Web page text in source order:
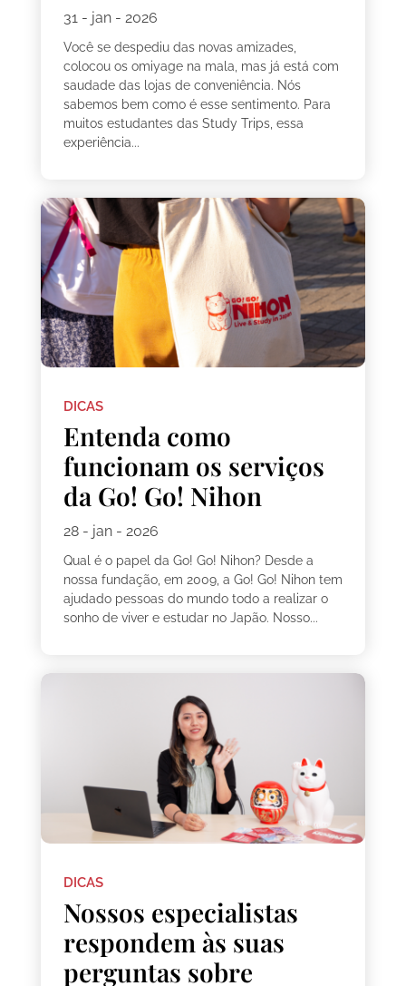
31 - jan - 2026
Você se despediu das novas amizades,
colocou os omiyage na mala, mas já está com
saudade das lojas de conveniência. Nós
sabemos bem como é esse sentimento. Para
muitos estudantes das Study Trips, essa
experiência...
DICAS
Entenda como
funcionam os serviços
da Go! Go! Nihon
28 - jan - 2026
Qual é o papel da Go! Go! Nihon? Desde a
nossa fundação, em 2009, a Go! Go! Nihon tem
ajudado pessoas do mundo todo a realizar o
sonho de viver e estudar no Japão. Nosso...
DICAS
Nossos especialistas
respondem às suas
perguntas sobre